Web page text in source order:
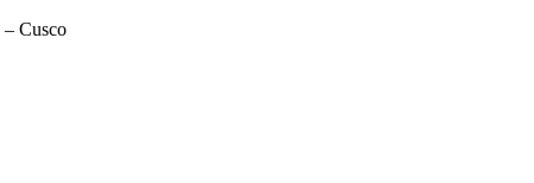
– Cusco